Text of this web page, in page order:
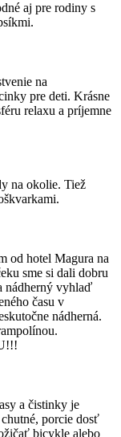
aj pre rodiny s
na
pre deti. Krásne
relaxu a príjemne
na okolie. Tiež
od hotel Magura na
sme si dali dobru
nádherný vyhlaď
času v
nádherná.
a čistinky je
porcie dosť
bicykle alebo